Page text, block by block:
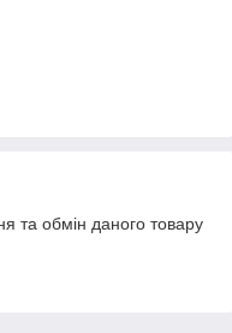
та обмін даного товару